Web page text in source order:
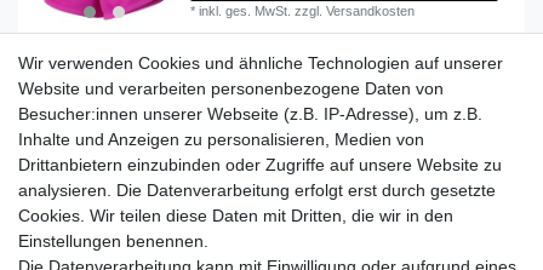
*inkl. ges. MwSt. zzgl.Versandkosten
Lieferzeit etwa 1 bis 3 Werktage
Versand mit DHL
14 Tage Rückgaberecht
Wir verwenden Cookies und ähnliche Technologien auf unserer
Website und verarbeiten personenbezogene Daten von
Besucher:innen unserer Webseite (z.B. IP-Adresse), um z.B.
Inhalte und Anzeigen zu personalisieren, Medien von
Drittanbietern einzubinden oder Zugriffe auf unsere Website zu
analysieren. Die Datenverarbeitung erfolgt erst durch gesetzte
Cookies. Wir teilen diese Daten mit Dritten, die wir in den
Einstellungen benennen.